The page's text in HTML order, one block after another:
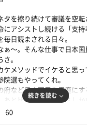
スゼロ
ようだ😭
食べて沼館まで行く‼️
財布が軽くなっていた。
かしい。来週は懇親会が
し引くとすでに貧乏モード
太郎にて回らない寿司🍣✨
極み✨美味かったぁ〜〜〜
、ありがたき幸せにござ
チコリで返したい！
相性が悪い…！
悪いとか言わないで！
ト✨
いますはお久し振りの湯
かなーって思ってましたが
ンストレス。
えて、渾1で臨む🔥
で即滝汗。
リギリまで蒸す！
タを擦り続けて審議を空
にアシストし続ける「支持
日読まされる日々。
ぁ〜。そんな仕事で日本
。
ケメソッドでイケると思
選もやってくれ。
府など日本国民を馬鹿に
あと比例無くせ。ゴミしか
続きを読む
60